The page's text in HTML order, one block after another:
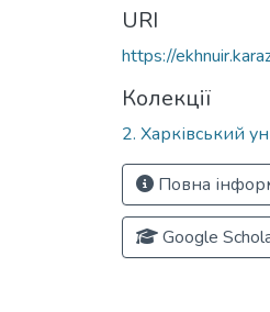
URI
https://
Колекції
2. Харківський
Повна
Google